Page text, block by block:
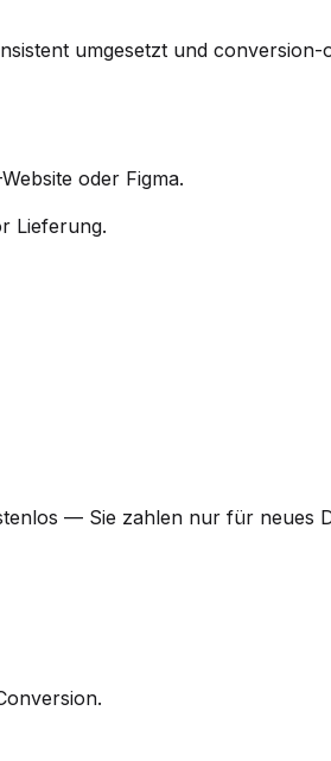
umgesetzt und
oder Figma.
Lieferung.
— Sie zahlen nur für neues